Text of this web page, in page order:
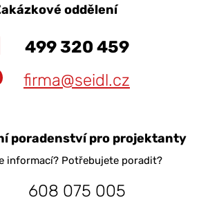
oddělení
499 320 459
firma@seidl.cz
poradenství pro projektanty
informací? Potřebujete poradit?
608 075 005